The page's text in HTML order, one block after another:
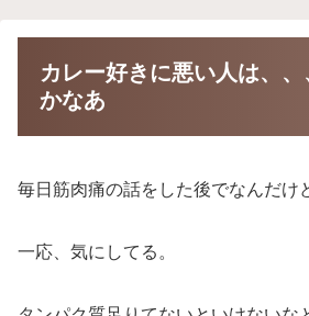
カレー好きに悪い人は、、
かなあ
毎日筋肉痛の話をした後でなんだけ
一応、気にしてる。